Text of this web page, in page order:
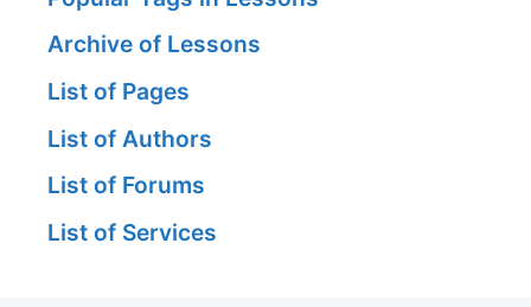
Archive of Lessons
List of Pages
List of Authors
List of Forums
List of Services